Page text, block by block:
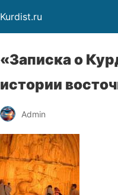
Kurdist.ru
«Записка о
истории
Admin